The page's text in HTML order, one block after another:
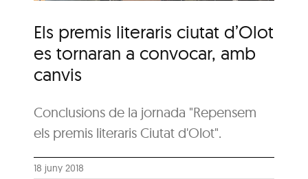
Els premis literaris ciutat d’Olot
es tornaran a convocar, amb
canvis
Conclusions de la jornada "Repensem
els premis literaris Ciutat d'Olot".
18 juny 2018